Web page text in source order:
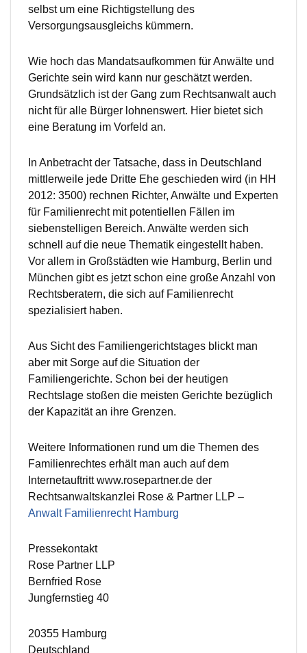
selbst um eine Richtigstellung des
Versorgungsausgleichs kümmern.
Wie hoch das Mandatsaufkommen für Anwälte und
Gerichte sein wird kann nur geschätzt werden.
Grundsätzlich ist der Gang zum Rechtsanwalt auch
nicht für alle Bürger lohnenswert. Hier bietet sich
eine Beratung im Vorfeld an.
In Anbetracht der Tatsache, dass in Deutschland
mittlerweile jede Dritte Ehe geschieden wird (in HH
2012: 3500) rechnen Richter, Anwälte und Experten
für Familienrecht mit potentiellen Fällen im
siebenstelligen Bereich. Anwälte werden sich
schnell auf die neue Thematik eingestellt haben.
Vor allem in Großstädten wie Hamburg, Berlin und
München gibt es jetzt schon eine große Anzahl von
Rechtsberatern, die sich auf Familienrecht
spezialisiert haben.
Aus Sicht des Familiengerichtstages blickt man
aber mit Sorge auf die Situation der
Familiengerichte. Schon bei der heutigen
Rechtslage stoßen die meisten Gerichte bezüglich
der Kapazität an ihre Grenzen.
Weitere Informationen rund um die Themen des
Familienrechtes erhält man auch auf dem
Internetauftritt www.rosepartner.de der
Rechtsanwaltskanzlei Rose & Partner LLP –
Anwalt Familienrecht Hamburg
Pressekontakt
Rose Partner LLP
Bernfried Rose
Jungfernstieg 40
20355 Hamburg
Deutschland